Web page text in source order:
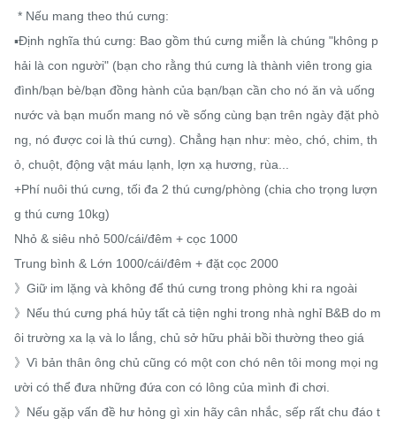
▪️Định nghĩa thú cưng: Bao gồm thú cưng miễn là chúng "không p
hải là con người" (bạn cho rằng thú cưng là thành viên trong gia
đình/bạn bè/bạn đồng hành của bạn/bạn cần cho nó ăn và uống
nước và bạn muốn mang nó về sống cùng bạn trên ngày đặt phò
ng, nó được coi là thú cưng). Chẳng hạn như: mèo, chó, chim, th
ỏ, chuột, động vật máu lạnh, lợn xạ hương, rùa...
+Phí nuôi thú cưng, tối đa 2 thú cưng/phòng (chia cho trọng lượn
g thú cưng 10kg)
Nhỏ & siêu nhỏ 500/cái/đêm + cọc 1000
Trung bình & Lớn 1000/cái/đêm + đặt cọc 2000
》Giữ im lặng và không để thú cưng trong phòng khi ra ngoài
》Nếu thú cưng phá hủy tất cả tiện nghi trong nhà nghỉ B&B do m
ôi trường xa lạ và lo lắng, chủ sở hữu phải bồi thường theo giá
》Vì bản thân ông chủ cũng có một con chó nên tôi mong mọi ng
ười có thể đưa những đứa con có lông của mình đi chơi.
》Nếu gặp vấn đề hư hỏng gì xin hãy cân nhắc, sếp rất chu đáo t